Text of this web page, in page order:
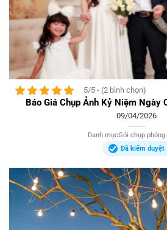
5/5 - (2 bình chọn)
Báo Giá Chụp Ảnh Kỷ Niệm
09/04/2026
Danh mụcGói chụp phóng
Đã kiểm duyệt